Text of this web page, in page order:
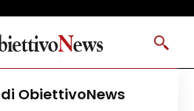
ObiettivoNews